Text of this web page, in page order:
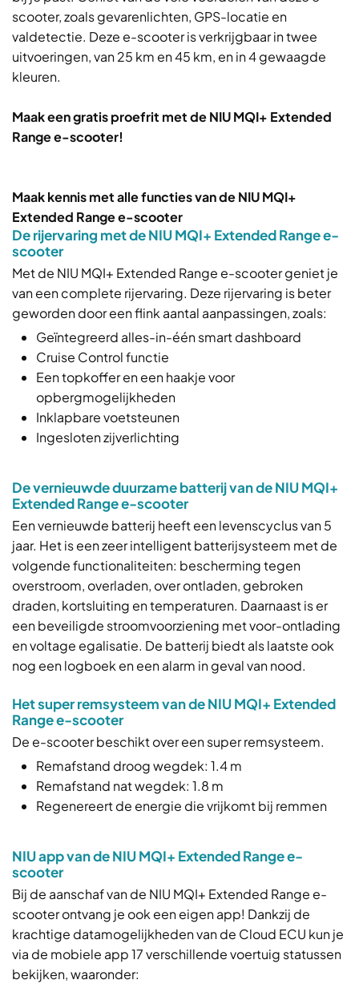
scooter, zoals gevarenlichten, GPS-locatie en
valdetectie. Deze e-scooter is verkrijgbaar in twee
uitvoeringen, van 25 km en 45 km, en in 4 gewaagde
kleuren.
Maak een gratis proefrit met de NIU MQI+ Extended
Range e-scooter!
Maak kennis met alle functies van de NIU MQI+
Extended Range e-scooter
De rijervaring met de NIU MQI+ Extended Range e-
scooter
Met de NIU MQI+ Extended Range e-scooter geniet je
van een complete rijervaring. Deze rijervaring is beter
geworden door een flink aantal aanpassingen, zoals:
Geïntegreerd alles-in-één smart dashboard
Cruise Control functie
Een topkoffer en een haakje voor
opbergmogelijkheden
Inklapbare voetsteunen
Ingesloten zijverlichting
De vernieuwde duurzame batterij van de NIU MQI+
Extended Range e-scooter
Een vernieuwde batterij heeft een levenscyclus van 5
jaar. Het is een zeer intelligent batterijsysteem met de
volgende functionaliteiten: bescherming tegen
overstroom, overladen, over ontladen, gebroken
draden, kortsluiting en temperaturen. Daarnaast is er
een beveiligde stroomvoorziening met voor-ontlading
en voltage egalisatie. De batterij biedt als laatste ook
nog een logboek en een alarm in geval van nood.
Het super remsysteem van de NIU MQI+ Extended
Range e-scooter
De e-scooter beschikt over een super remsysteem.
Remafstand droog wegdek: 1.4 m
Remafstand nat wegdek: 1.8 m
Regenereert de energie die vrijkomt bij remmen
NIU app van de NIU MQI+ Extended Range e-
scooter
Bij de aanschaf van de NIU MQI+ Extended Range e-
scooter ontvang je ook een eigen app! Dankzij de
krachtige datamogelijkheden van de Cloud ECU kun je
via de mobiele app 17 verschillende voertuig statussen
bekijken, waaronder: